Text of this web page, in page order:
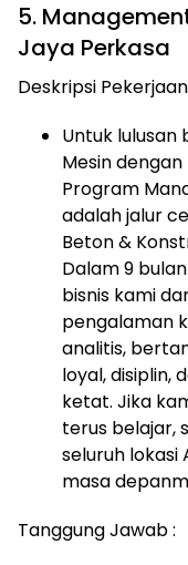
5.
Jaya Perkasa
Deskripsi
Untuk
Mesin dengan
Program
adalah jalur
Beton &
Dalam 9
bisnis kami
pengalaman
analitis,
loyal, disiplin,
ketat. Jika
terus belajar,
seluruh lokasi
masa
Tanggung Jawab :